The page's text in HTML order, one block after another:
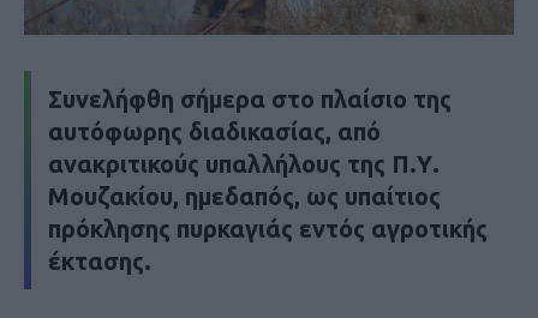
Συνελήφθη σήμερα στο πλαίσιο της
αυτόφωρης διαδικασίας, από
ανακριτικούς υπαλλήλους της Π.Υ.
Μουζακίου, ημεδαπός, ως υπαίτιος
πρόκλησης πυρκαγιάς εντός αγροτικής
έκτασης.